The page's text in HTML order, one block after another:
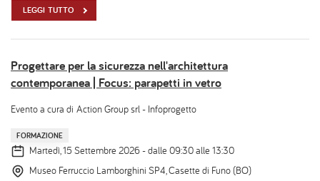
LEGGI TUTTO
Progettare per la sicurezza nell'architettura
contemporanea | Focus: parapetti in vetro
Evento a cura di Action Group srl - Infoprogetto
FORMAZIONE
Martedì, 15 Settembre 2026 - dalle 09:30 alle 13:30
Museo Ferruccio Lamborghini SP4, Casette di Funo (BO)